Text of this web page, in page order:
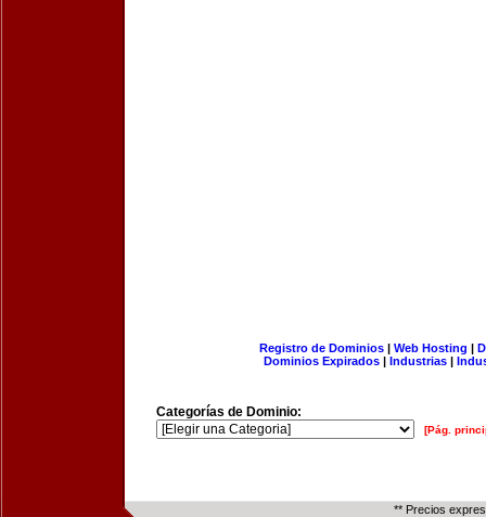
Registro de Dominios| Web Hosting |
Dominios Expirados | Industrias |
Categorías de Dominio:
[Pág.
** Precios